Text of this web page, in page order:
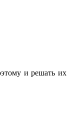
и решать их